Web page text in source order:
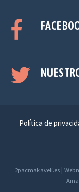
Política de
2pacmakaveli.es |